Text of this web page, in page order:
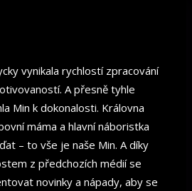
vynikala rychlostí zpracování
A přesně tyhle
Min k dokonalosti. Královna
máma a hlavní náboristka
– to vše je naše Min. A díky
z předchozích médií se
novinky a nápady, aby se